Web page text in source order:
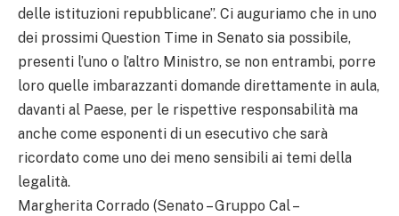
delle istituzioni repubblicane”. Ci auguriamo che in uno
dei prossimi Question Time in Senato sia possibile,
presenti l’uno o l’altro Ministro, se non entrambi, porre
loro quelle imbarazzanti domande direttamente in aula,
davanti al Paese, per le rispettive responsabilità ma
anche come esponenti di un esecutivo che sarà
ricordato come uno dei meno sensibili ai temi della
legalità.
Margherita Corrado (Senato – Gruppo Cal –